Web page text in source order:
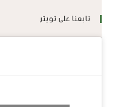
تابعنا على تويتر